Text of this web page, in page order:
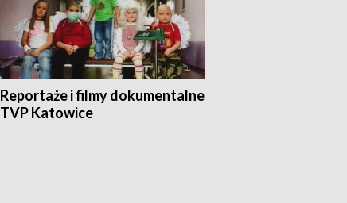
Reportaże i filmy dokumentalne
TVP Katowice